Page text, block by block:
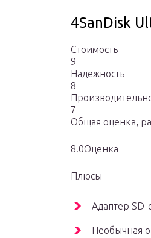
4SanDisk
Стоимость
9
Надежность
8
7
Общая оценка,
8.0Оценка
Плюсы
Адаптер SD-
Необычная